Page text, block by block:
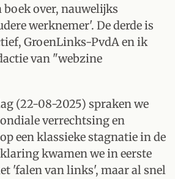
boek over, nauwelijks
werknemer'. De derde is
GroenLinks-PvdA en ik
van "webzine
(22-08-2025) spraken we
verrechtsing en
een klassieke stagnatie in de
kwamen we in eerste
'falen van links', maar al snel